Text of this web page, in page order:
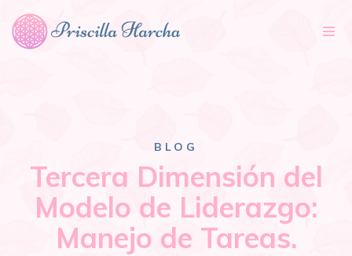
BLOG
Tercera Dimensión del
Modelo de Liderazgo:
Manejo de Tareas.